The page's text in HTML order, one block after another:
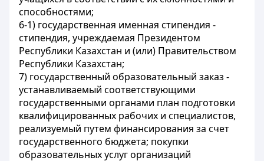
способностями;
6-1) государственная именная стипендия -
стипендия, учреждаемая Президентом
Республики Казахстан и (или) Правительством
Республики Казахстан;
7) государственный образовательный заказ -
устанавливаемый соответствующими
государственными органами план подготовки
квалифицированных рабочих и специалистов,
реализуемый путем финансирования за счет
государственного бюджета; покупки
образовательных услуг организаций